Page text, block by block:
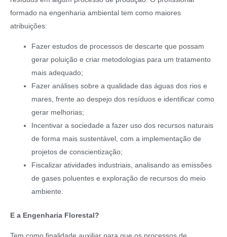
formado na engenharia ambiental tem como maiores
atribuições:
Fazer estudos de processos de descarte que possam
gerar poluição e criar metodologias para um tratamento
mais adequado;
Fazer análises sobre a qualidade das águas dos rios e
mares, frente ao despejo dos resíduos e identificar como
gerar melhorias;
Incentivar a sociedade a fazer uso dos recursos naturais
de forma mais sustentável, com a implementação de
projetos de conscientização;
Fiscalizar atividades industriais, analisando as emissões
de gases poluentes e exploração de recursos do meio
ambiente.
E a Engenharia Florestal?